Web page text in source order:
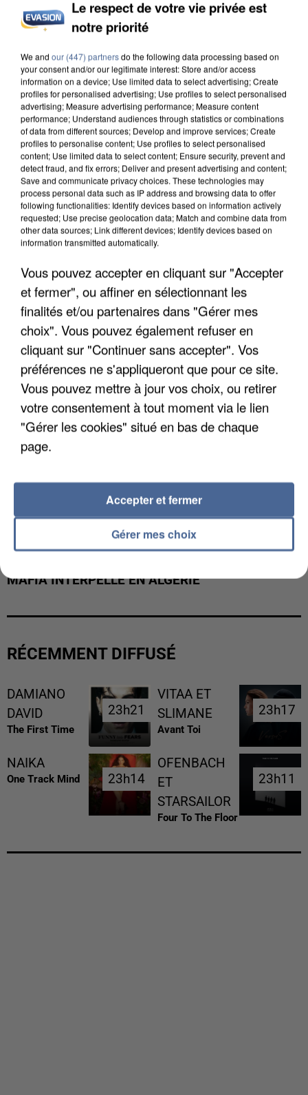
INCENDIES : L’ÎLE-DE-FRANCE LANCE UN ÉLAN
DE SOLIDARITÉ AVEC LES...
APRÈS TOUTES CES CANICULES, LES REFUGES
DE FAUNE SAUVAGE SONT...
MAFIA INTERPELLÉ EN ALGÉRIE
RÉCEMMENT DIFFUSÉ
DAMIANO
DAVID
The First Time
23h21
23h21
VITAA ET
SLIMANE
Avant Toi
23h17
23h17
NAIKA
One Track Mind 23h14
23h14
OFENBACH
ET
STARSAILOR
Four To The Floor
23h11
23h11
Le respect de votre vie privée est
notre priorité
We and our (447) partnersdo the following data processing based on
your consent and/or our legitimate interest: Store and/or access
information on a device; Use limited data to select advertising; Create
profiles for personalised advertising; Use profiles to select personalised
advertising; Measure advertising performance; Measure content
performance; Understand audiences through statistics or combinations
of data from different sources; Develop and improve services; Create
profiles to personalise content; Use profiles to select personalised
content; Use limited data to select content; Ensure security, prevent and
detect fraud, and fix errors; Deliver and present advertising and content;
Save and communicate privacy choices. These technologies may
process personal data such as IP address and browsing data to offer
following functionalities: Identify devices based on information actively
requested; Use precise geolocation data; Match and combine data from
other data sources; Link different devices; Identify devices based on
information transmitted automatically.
Vous pouvez accepter en cliquant sur "Accepter
et fermer", ou affiner en sélectionnant les
finalités et/ou partenaires dans "Gérer mes
choix". Vous pouvez également refuser en
cliquant sur "Continuer sans accepter". Vos
préférences ne s'appliqueront que pour ce site.
Vous pouvez mettre à jour vos choix, ou retirer
votre consentement à tout moment via le lien
"Gérer les cookies" situé en bas de chaque
page.
Gérer mes choix
Accepter et fermer